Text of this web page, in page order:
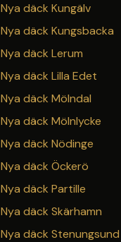
Nya däck Kungälv
Nya däck Kungsbacka
Nya däck Lerum
Nya däck Lilla Edet
Nya däck Mölndal
Nya däck Mölnlycke
Nya däck Nödinge
Nya däck Öckerö
Nya däck Partille
Nya däck Skärhamn
Nya däck Stenungsund